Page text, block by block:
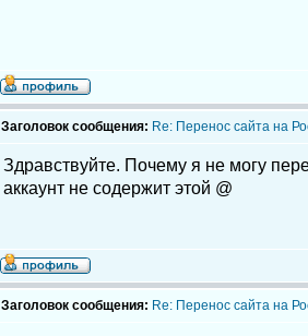
Заголовок сообщения: Re: Перенос сайта на
Здравствуйте. Почему я не могу
аккаунт не содержит этой @
Заголовок сообщения: Re: Перенос сайта на